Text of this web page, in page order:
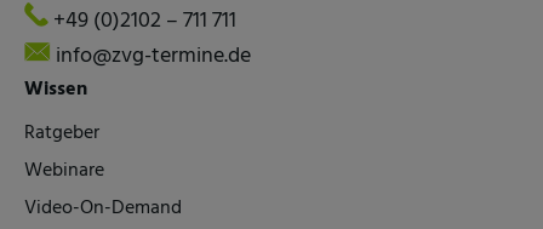
+49 (0)2102 – 711 711
info@zvg-termine.de
Wissen
Ratgeber
Webinare
Video-On-Demand